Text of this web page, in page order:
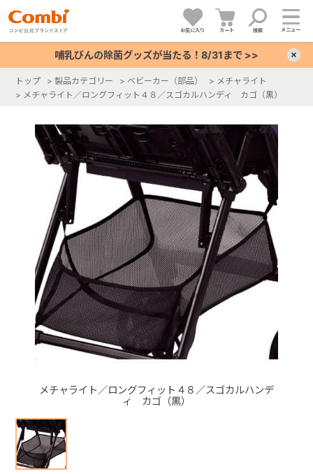
お気に入り カート 検索 メニュー
哺乳びんの除菌グッズが当たる！8/31まで >>
トップ > 製品カテゴリー > ベビーカー（部品） > メチャライト
> メチャライト／ロングフィット４８／スゴカルハンディ カゴ（黒）
メチャライト／ロングフィット４８／スゴカルハンデ
ィ カゴ（黒）